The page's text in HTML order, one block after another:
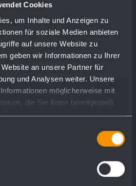
Cookies
um Inhalte und Anzeigen zu
für soziale Medien anbieten
auf unsere Website zu
geben wir Informationen zu Ihrer
an unsere Partner für
und Analysen weiter. Unsere
möglicherweise mit
die Sie ihnen bereitgestellt
Rahmen Ihrer Nutzung der Dienste